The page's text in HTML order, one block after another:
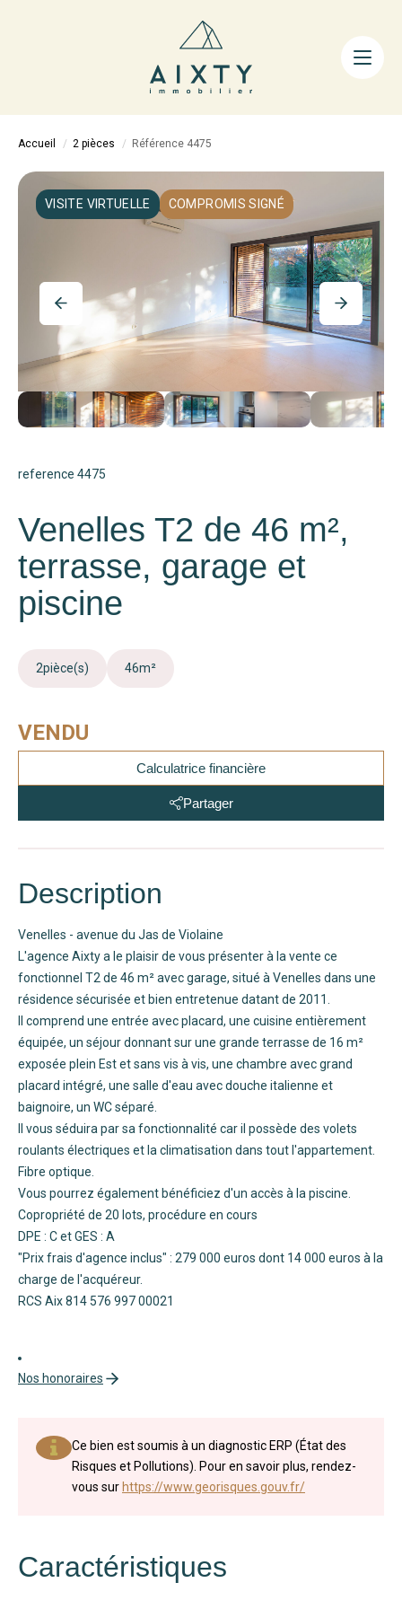
ACHETER
AIXTY & VOUS
Nos Agences
Nos Équipes
Nos Tarifs
Nos Biens Vendus
Accueil 2 pièces Référence 4475
VISITE VIRTUELLE COMPROMIS SIGNÉ
reference 4475
Venelles T2 de 46 m²,
terrasse, garage et
piscine
2pièce(s) 46m²
VENDU
Calculatrice financière
Partager
Description
Venelles - avenue du Jas de Violaine
L'agence Aixty a le plaisir de vous présenter à la vente ce
fonctionnel T2 de 46 m² avec garage, situé à Venelles dans une
résidence sécurisée et bien entretenue datant de 2011.
Il comprend une entrée avec placard, une cuisine entièrement
équipée, un séjour donnant sur une grande terrasse de 16 m²
exposée plein Est et sans vis à vis, une chambre avec grand
placard intégré, une salle d'eau avec douche italienne et
baignoire, un WC séparé.
Il vous séduira par sa fonctionnalité car il possède des volets
roulants électriques et la climatisation dans tout l'appartement.
Fibre optique.
Vous pourrez également bénéficiez d'un accès à la piscine.
Copropriété de 20 lots, procédure en cours
DPE : C et GES : A
"Prix frais d'agence inclus" : 279 000 euros dont 14 000 euros à la
charge de l'acquéreur.
RCS Aix 814 576 997 00021
Nos honoraires
Ce bien est soumis à un diagnostic ERP (État des
Risques et Pollutions). Pour en savoir plus, rendez-
vous surhttps://www.georisques.gouv.fr/
Caractéristiques